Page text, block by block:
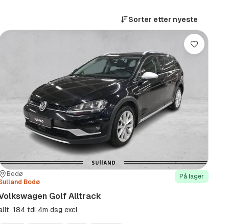
Sorter etter nyeste
Sted:
Bodø
Forhandler:
Bodø
På lager
Golf Alltrack
184 tdi 4m dsg excl
Lagre